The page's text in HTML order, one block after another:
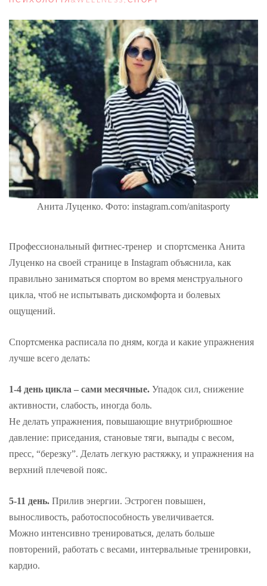
Анита Луценко. Фото: instagram.com/anitasporty
Профессиональный фитнес-тренер и спортсменка Анита
Луценко на своей странице в Instagram объяснила, как
правильно заниматься спортом во время менструального
цикла, чтоб не испытывать дискомфорта и болевых
ощущений.
Спортсменка расписала по дням, когда и какие упражнения
лучше всего делать:
1-4 день цикла – сами месячные. Упадок сил, снижение
активности, слабость, иногда боль.
Не делать упражнения, повышающие внутрибрюшное
давление: приседания, становые тяги, выпады с весом,
пресс, “березку”. Делать легкую растяжку, и упражнения на
верхний плечевой пояс.
5-11 день. Прилив энергии. Эстроген повышен,
выносливость, работоспособность увеличивается.
Можно интенсивно тренироваться, делать больше
повторений, работать с весами, интервальные тренировки,
кардио.